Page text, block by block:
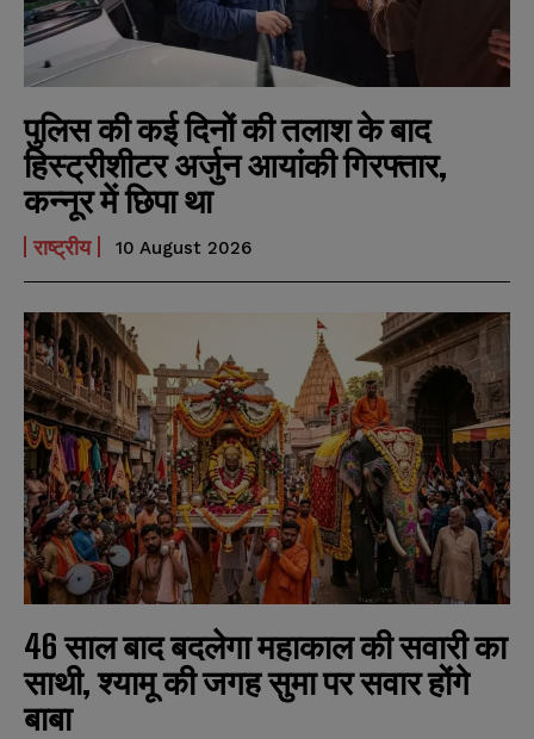
पुलिस की कई दिनों की तलाश के बाद
हिस्ट्रीशीटर अर्जुन आयांकी गिरफ्तार,
कन्नूर में छिपा था
राष्ट्रीय 10 August 2026
46 साल बाद बदलेगा महाकाल की सवारी का
साथी, श्यामू की जगह सुमा पर सवार होंगे
बाबा